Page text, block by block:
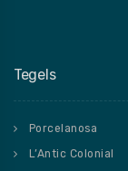
Tegels
Porcelanosa
L’Antic Colonial